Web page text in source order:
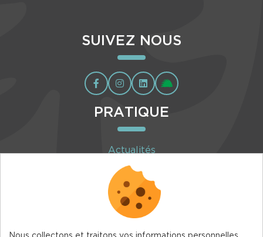
SUIVEZ NOUS
PRATIQUE
Actualités
Agenda
Inscription à la newsletter